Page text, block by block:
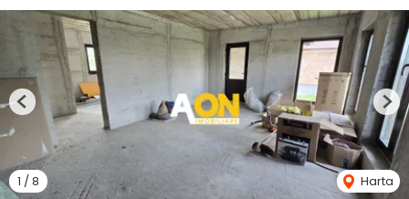
1 / 8 Harta
Previous